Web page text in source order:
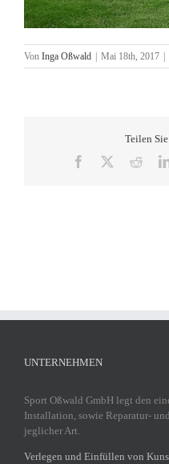
Von Inga Oßwald Mai 18th, 2017
Teilen
Facebook
UNTERNEHMEN
Sport Oßwald GmbH legt den
Installation, sowie Reparatur-
jeglicher Art.
Verlegen und Einfüllen von